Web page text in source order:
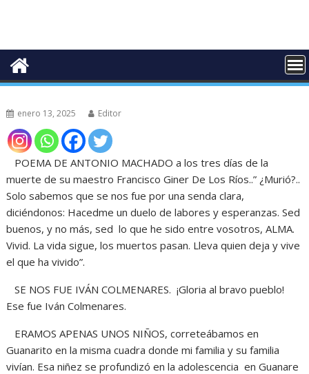
enero 13, 2025 Editor
POEMA DE ANTONIO MACHADO a los tres días de la
muerte de su maestro Francisco Giner De Los Ríos..” ¿Murió?..
Solo sabemos que se nos fue por una senda clara,
diciéndonos: Hacedme un duelo de labores y esperanzas. Sed
buenos, y no más, sed lo que he sido entre vosotros, ALMA.
Vivid. La vida sigue, los muertos pasan. Lleva quien deja y vive
el que ha vivido”.
SE NOS FUE IVÁN COLMENARES. ¡Gloria al bravo pueblo!
Ese fue Iván Colmenares.
ERAMOS APENAS UNOS NIÑOS, correteábamos en
Guanarito en la misma cuadra donde mi familia y su familia
vivían. Esa niñez se profundizó en la adolescencia en Guanare